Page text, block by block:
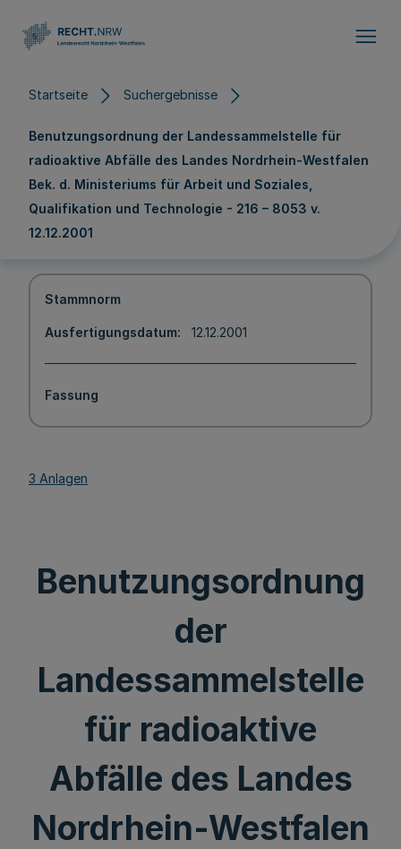
Startseite Suchergebnisse
Benutzungsordnung der Landessammelstelle für
radioaktive Abfälle des Landes Nordrhein-Westfalen
Bek. d. Ministeriums für Arbeit und Soziales,
Qualifikation und Technologie - 216 – 8053 v.
12.12.2001
Stammnorm
Ausfertigungsdatum 12.12.2001
Fassung
3 Anlagen
Benutzungsordnung
der
Landessammelstelle
für radioaktive
Abfälle des Landes
Nordrhein-Westfalen